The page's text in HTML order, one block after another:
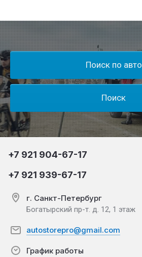
Поиск по авто
Поиск
+7 921 904-67-17
+7 921 939-67-17
г. Санкт-Петербург
Богатырский пр-т. д. 12, 1 этаж
autostorepro@gmail.com
График работы